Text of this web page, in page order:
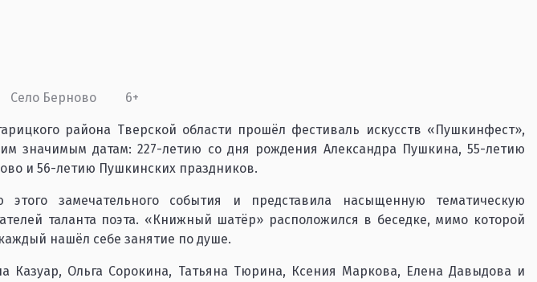
Село Берново 6+
района Тверской области прошёл фестиваль искусств «Пушкинфест»,
значимым датам: 227-летию со дня рождения Александра Пушкина, 55-летию
и 56-летию Пушкинских праздников.
этого замечательного события и представила насыщенную тематическую
таланта поэта. «Книжный шатёр» расположился в беседке, мимо которой
нашёл себе занятие по душе.
Казуар, Ольга Сорокина, Татьяна Тюрина, Ксения Маркова, Елена Давыдова и